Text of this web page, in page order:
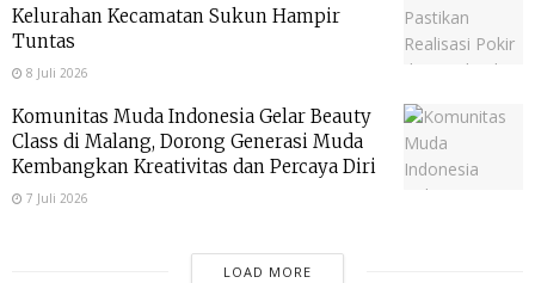
Kelurahan Kecamatan Sukun Hampir
Tuntas
8 Juli 2026
Komunitas Muda Indonesia Gelar Beauty
Class di Malang, Dorong Generasi Muda
Kembangkan Kreativitas dan Percaya Diri
7 Juli 2026
LOAD MORE